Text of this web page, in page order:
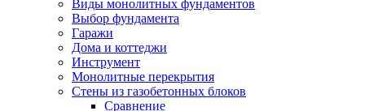
Виды монолитных фундаментов
Выбор фундамента
Гаражи
Дома и коттеджи
Инструмент
Монолитные перекрытия
Стены из газобетонных блоков
Сравнение